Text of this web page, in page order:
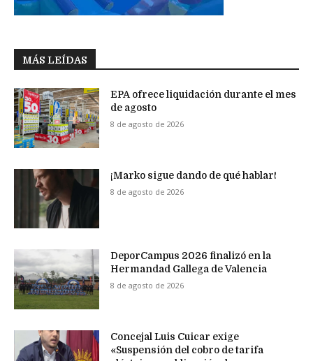
MÁS LEÍDAS
EPA ofrece liquidación durante el mes
de agosto
8 de agosto de 2026
¡Marko sigue dando de qué hablar!
8 de agosto de 2026
DeporCampus 2026 finalizó en la
Hermandad Gallega de Valencia
8 de agosto de 2026
Concejal Luis Cuicar exige
«Suspensión del cobro de tarifa